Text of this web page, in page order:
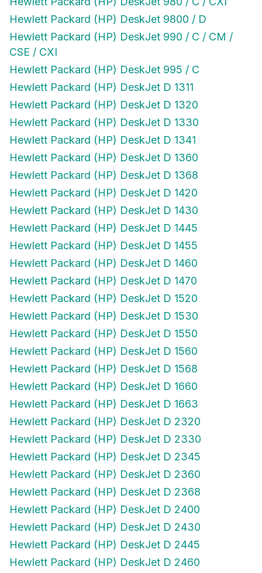
Hewlett Packard (HP) DeskJet 9800 / D
Hewlett Packard (HP) DeskJet 990 / C / CM /
CSE / CXI
Hewlett Packard (HP) DeskJet 995 / C
Hewlett Packard (HP) DeskJet D 1311
Hewlett Packard (HP) DeskJet D 1320
Hewlett Packard (HP) DeskJet D 1330
Hewlett Packard (HP) DeskJet D 1341
Hewlett Packard (HP) DeskJet D 1360
Hewlett Packard (HP) DeskJet D 1368
Hewlett Packard (HP) DeskJet D 1420
Hewlett Packard (HP) DeskJet D 1430
Hewlett Packard (HP) DeskJet D 1445
Hewlett Packard (HP) DeskJet D 1455
Hewlett Packard (HP) DeskJet D 1460
Hewlett Packard (HP) DeskJet D 1470
Hewlett Packard (HP) DeskJet D 1520
Hewlett Packard (HP) DeskJet D 1530
Hewlett Packard (HP) DeskJet D 1550
Hewlett Packard (HP) DeskJet D 1560
Hewlett Packard (HP) DeskJet D 1568
Hewlett Packard (HP) DeskJet D 1660
Hewlett Packard (HP) DeskJet D 1663
Hewlett Packard (HP) DeskJet D 2320
Hewlett Packard (HP) DeskJet D 2330
Hewlett Packard (HP) DeskJet D 2345
Hewlett Packard (HP) DeskJet D 2360
Hewlett Packard (HP) DeskJet D 2368
Hewlett Packard (HP) DeskJet D 2400
Hewlett Packard (HP) DeskJet D 2430
Hewlett Packard (HP) DeskJet D 2445
Hewlett Packard (HP) DeskJet D 2460